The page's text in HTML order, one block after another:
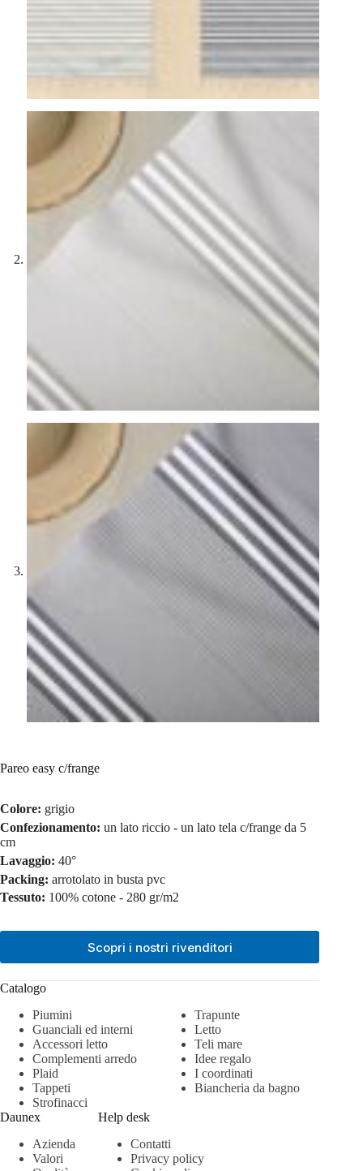
Pareo easy c/frange
Colore: grigio
Confezionamento: un lato riccio - un lato tela c/frange da 5
cm
Lavaggio: 40°
Packing: arrotolato in busta pvc
Tessuto: 100% cotone - 280 gr/m2
Scopri i nostri rivenditori
Catalogo
Piumini
Trapunte
Guanciali ed interni
Letto
Accessori letto
Teli mare
Complementi arredo
Idee regalo
Plaid
I coordinati
Tappeti
Biancheria da bagno
Strofinacci
Daunex
Azienda
Valori
Help desk
Contatti
Privacy policy